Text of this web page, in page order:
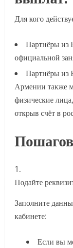
Для кого
Партнёры из
официальной
Партнёры из
Армении также
физические
открыв счёт в
Подайте
Заполните
кабинете:
Если вы